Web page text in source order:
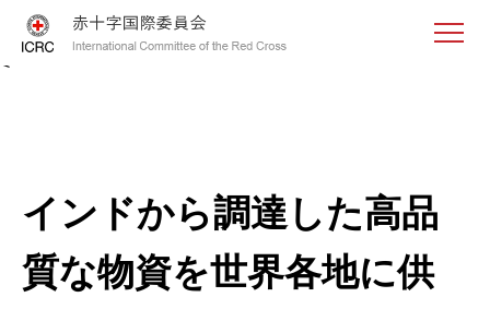
<
インドから調達した高品
質な物資を世界各地に供